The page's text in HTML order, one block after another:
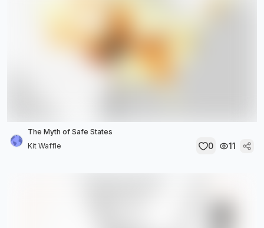
The Myth of Safe States
Kit Waffle
0 11